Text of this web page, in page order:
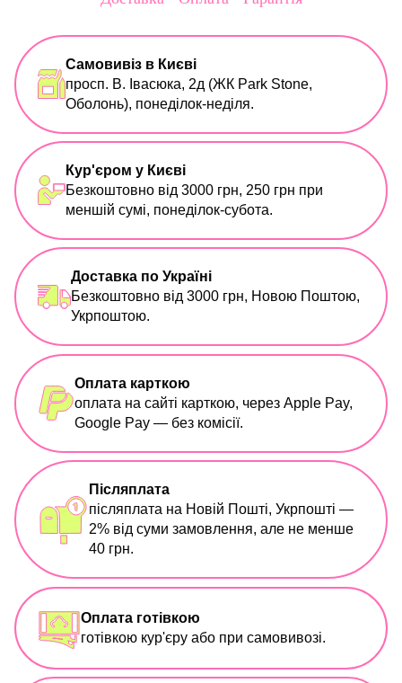
Самовивіз в Києві
просп. В. Івасюка, 2д (ЖК Park Stone,
Оболонь), понеділок-неділя.
Кур'єром у Києві
Безкоштовно від 3000 грн, 250 грн при
меншій сумі, понеділок-субота.
Доставка по Україні
Безкоштовно від 3000 грн, Новою Поштою,
Укрпоштою.
Оплата карткою
оплата на сайті карткою, через Apple Pay,
Google Pay — без комісії.
Післяплата
післяплата на Новій Пошті, Укрпошті —
2% від суми замовлення, але не менше
40 грн.
Оплата готівкою
готівкою кур'єру або при самовивозі.